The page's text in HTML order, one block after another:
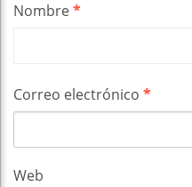
Nombre*
Correo electrónico *
Web